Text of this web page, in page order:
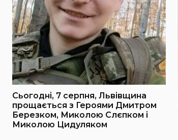
Сьогодні, 7 серпня, Львівщина
прощається з Героями Дмитром
Березком, Миколою Слєпком і
Миколою Цидуляком